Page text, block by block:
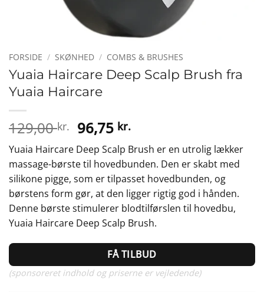
FORSIDE / SKØNHED / COMBS & BRUSHES
Yuaia Haircare Deep Scalp Brush fra
Yuaia Haircare
129,00kr. Den
oprindelige
pris
var:
129,00 kr..
96,75 kr.Den
aktuelle
pris
er:
96,75 kr..
Yuaia Haircare Deep Scalp Brush er en utrolig lækker
massage-børste til hovedbunden. Den er skabt med
silikone pigge, som er tilpasset hovedbunden, og
børstens form gør, at den ligger rigtig god i hånden.
Denne børste stimulerer blodtilførslen til hovedbu,
Yuaia Haircare Deep Scalp Brush.
FÅ TILBUD
(sponsoreret indhold og priserne er vejledende)